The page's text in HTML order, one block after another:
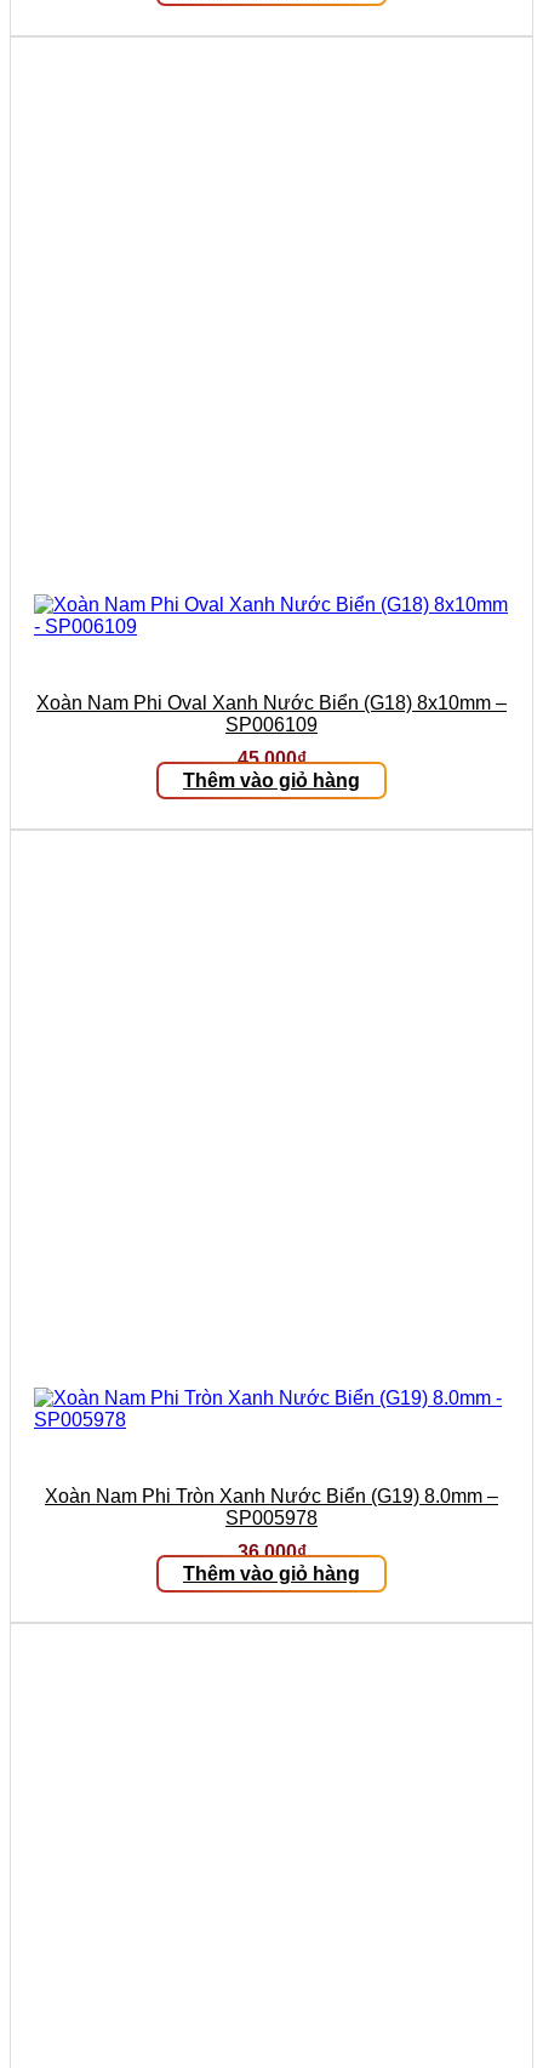
Xoàn Nam Phi Oval Xanh Nước Biển (G18) 8x10mm –
SP006109
45.000₫
Thêm vào giỏ hàng
Xoàn Nam Phi Tròn Xanh Nước Biển (G19) 8.0mm –
SP005978
36.000₫
Thêm vào giỏ hàng